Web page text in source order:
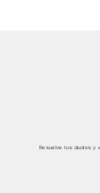
Resuelve tus dudas y